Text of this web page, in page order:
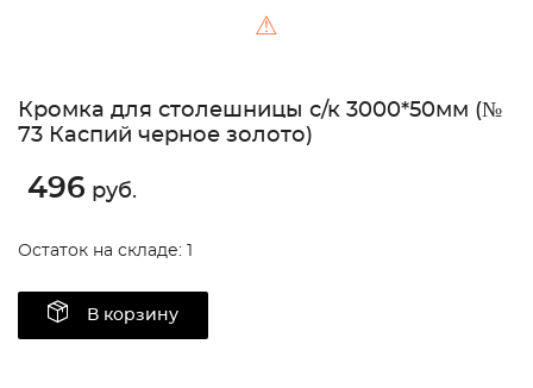
⚠
Кромка для столешницы с/к 3000*50мм (№
73 Каспий черное золото)
496 руб.
Остаток на складе: 1
В корзину